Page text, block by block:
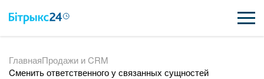
ВОЗМОЖНОСТИ
ГлавнаяПродажи и CRM
Cменить ответственного у связанных сущностей